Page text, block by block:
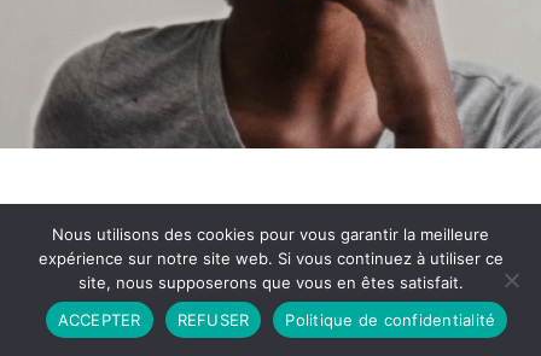
Partenariat Contact
Politique de Confidentialité
CGU
Copyright © 2026 - Propulsé par DIEUDUDIABLE
Nous utilisons des cookies pour vous garantir la meilleure
expérience sur notre site web. Si vous continuez à utiliser ce
site, nous supposerons que vous en êtes satisfait.
ACCEPTER
REFUSER Politique de confidentialité